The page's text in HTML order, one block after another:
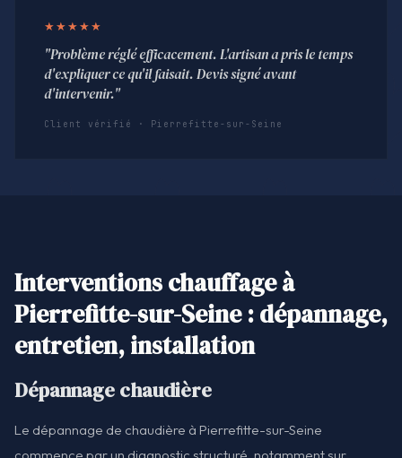
★★★★★
"Problème réglé efficacement. L'artisan a pris le temps
d'expliquer ce qu'il faisait. Devis signé avant
d'intervenir."
Client vérifié · Pierrefitte-sur-Seine
Interventions chauffage à
Pierrefitte-sur-Seine : dépannage,
entretien, installation
Dépannage chaudière
Le dépannage de chaudière à Pierrefitte-sur-Seine